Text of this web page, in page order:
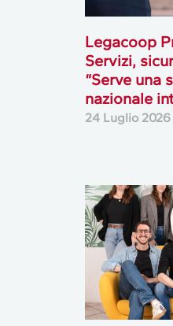
Legacoop
Servizi,
“Serve una
nazionale
24 Luglio 2026